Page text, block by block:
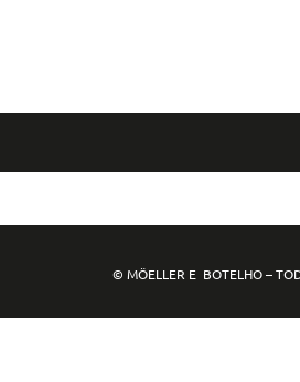
© MÖELLER E BOTELHO –